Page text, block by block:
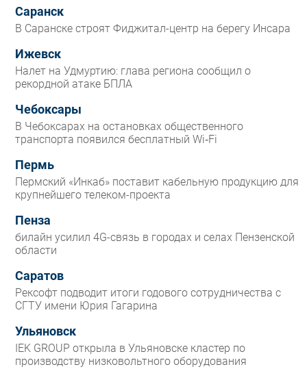
Саранск
В Саранске строят Фиджитал-центр на берегу Инсара
Ижевск
Налет на Удмуртию: глава региона сообщил о
рекордной атаке БПЛА
Чебоксары
В Чебоксарах на остановках общественного
транспорта появился бесплатный Wi‑Fi
Пермь
Пермский «Инкаб» поставит кабельную продукцию для
крупнейшего телеком-проекта
Пенза
билайн усилил 4G-связь в городах и селах Пензенской
области
Саратов
Рексофт подводит итоги годового сотрудничества с
СГТУ имени Юрия Гагарина
Ульяновск
IEK GROUP открыла в Ульяновске кластер по
производству низковольтного оборудования